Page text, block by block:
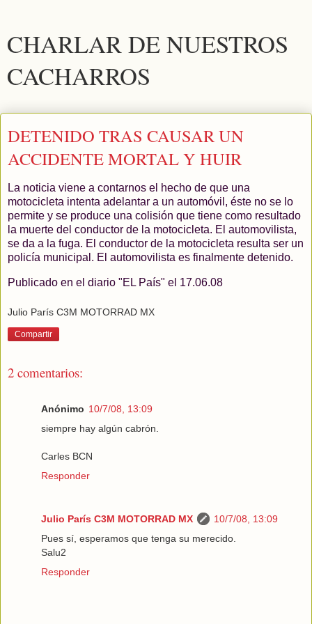
CHARLAR DE NUESTROS
CACHARROS
DETENIDO TRAS CAUSAR UN
ACCIDENTE MORTAL Y HUIR
La noticia viene a contarnos el hecho de que una
motocicleta intenta adelantar a un automóvil, éste no se lo
permite y se produce una colisión que tiene como resultado
la muerte del conductor de la motocicleta. El automovilista,
se da a la fuga. El conductor de la motocicleta resulta ser un
policía municipal. El automovilista es finalmente detenido.
Publicado en el diario "EL País" el 17.06.08
Julio París C3M MOTORRAD MX
Compartir
2 comentarios:
Anónimo 10/7/08, 13:09
siempre hay algún cabrón.
Carles BCN
Responder
Julio París C3M MOTORRAD MX
10/7/08, 13:09
Pues sí, esperamos que tenga su merecido.
Salu2
Responder